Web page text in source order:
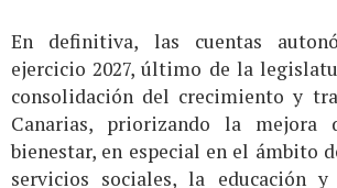
En definitiva, las cuentas
ejercicio 2027, último de la
consolidación del crecimiento y
Canarias, priorizando la mejora
bienestar, en especial en el ámbito
servicios sociales, la educación